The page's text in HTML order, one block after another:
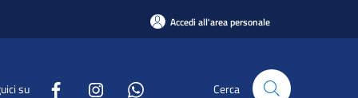
Accedi all'area personale
su Cerca